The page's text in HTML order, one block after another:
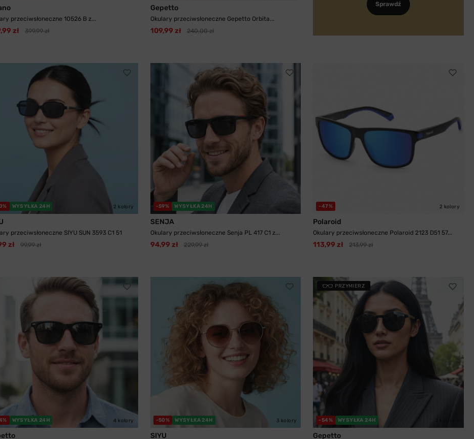
przeciwsłoneczne 10526 B z...
zł 399,99 zł
Gepetto
Okulary przeciwsłoneczne Gepetto Orbita...
109,99 zł 240,00 zł
Sprawdź
WYSYŁKA 24H 2 kolory
przeciwsłoneczne SIYU SUN 3593 C1 51
zł 99,99 zł
-59% WYSYŁKA 24H
SENJA
Okulary przeciwsłoneczne Senja PL 417 C1 z...
94,99 zł 229,99 zł
-47% 2 kolory
Polaroid
Okulary przeciwsłoneczne Polaroid 2123 D51 57...
113,99 zł 213,99 zł
WYSYŁKA 24H 4 kolory -50% WYSYŁKA 24H 3 kolory
SIYU
PRZYMIERZ
-54% WYSYŁKA 24H
Gepetto